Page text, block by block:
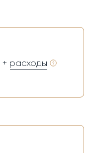
+ расходы